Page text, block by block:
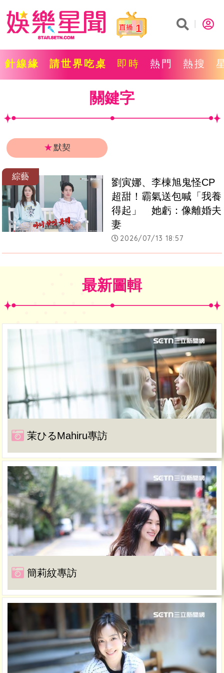
1
針線緣 請世界吃桌 即時 熱門 熱搜
關鍵字
★默契
綜藝
劉寅娜、李棟旭鬼怪CP
超甜！霸氣送包喊「我養
得起」　她虧：像離婚夫
妻
2026/07/13 18:57
最新圖輯
茉ひるMahiru專訪
簡莉紋專訪